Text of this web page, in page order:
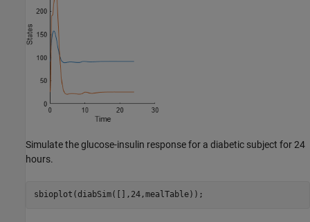
Simulate the glucose-insulin response for a diabetic subject for 24
hours.
sbioplot(diabSim([],24,mealTable));